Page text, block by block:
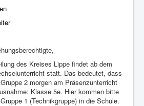
des Kreises Lippe findet ab dem
statt. Das bedeutet, dass
2 morgen am Präsenzunterricht
Klasse 5e. Hier kommen bitte
1 (Technikgruppe) in die Schule.